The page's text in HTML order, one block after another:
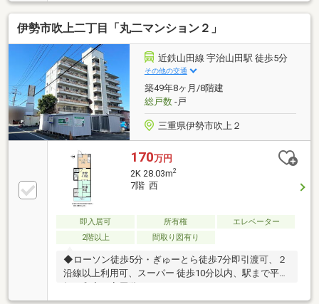
伊勢市吹上二丁目「丸二マンション２」
近鉄山田線 宇治山田駅 徒歩5分
その他の交通
築49年8ヶ月/8階建
総戸数-戸
三重県伊勢市吹上２
170万円
2K 28.03m2
7階 西
即入居可 所有権
エレベーター
2階以上
間取り図有り
◆ローソン徒歩5分・ぎゅーとら徒歩7分即引渡可、２
沿線以上利用可、スーパー 徒歩10分以内、駅まで平
坦、和室、高層階、エレベーター